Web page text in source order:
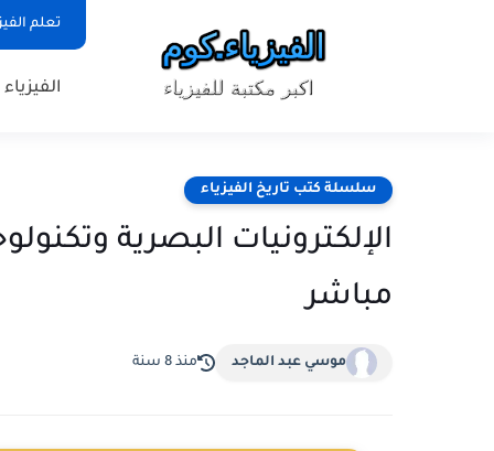
تعلم
سلسلة كتب تاريخ الفيزياء
مباشر
موسي عبد الماجد منذ 8 سنة